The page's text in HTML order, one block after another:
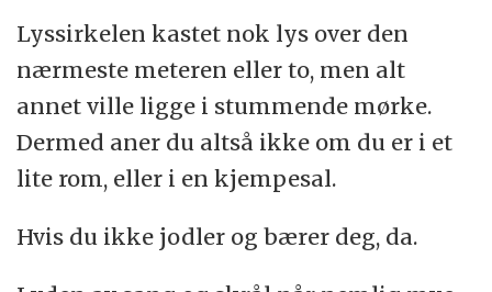
Lyssirkelen kastet nok lys over den
nærmeste meteren eller to, men alt
annet ville ligge i stummende mørke.
Dermed aner du altså ikke om du er i et
lite rom, eller i en kjempesal.
Hvis du ikke jodler og bærer deg, da.